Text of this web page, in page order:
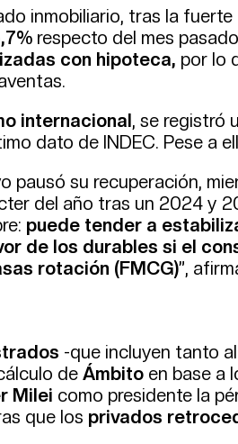
inmobiliario, tras la
respecto del mes
con hipoteca, por lo
internacional, se registró
dato de INDEC. Pese a
pausó su recuperación,
del año tras un 2024 y
puede tender a
de los durables si el
rotación (FMCG)”,
-que incluyen tanto
de Ámbito en base a
Milei como presidente la
que los privados